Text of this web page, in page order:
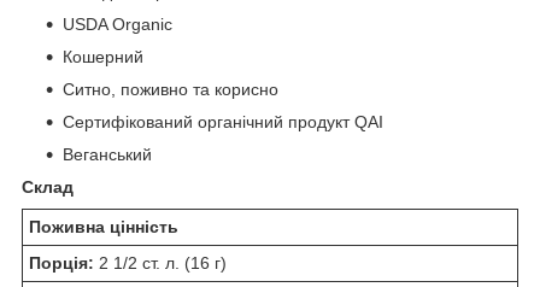
USDA Organic
Кошерний
Ситно, поживно та корисно
Сертифікований органічний продукт QAI
Веганський
Склад
Поживна цінність
Порція: 2 1/2 ст. л. (16 г)